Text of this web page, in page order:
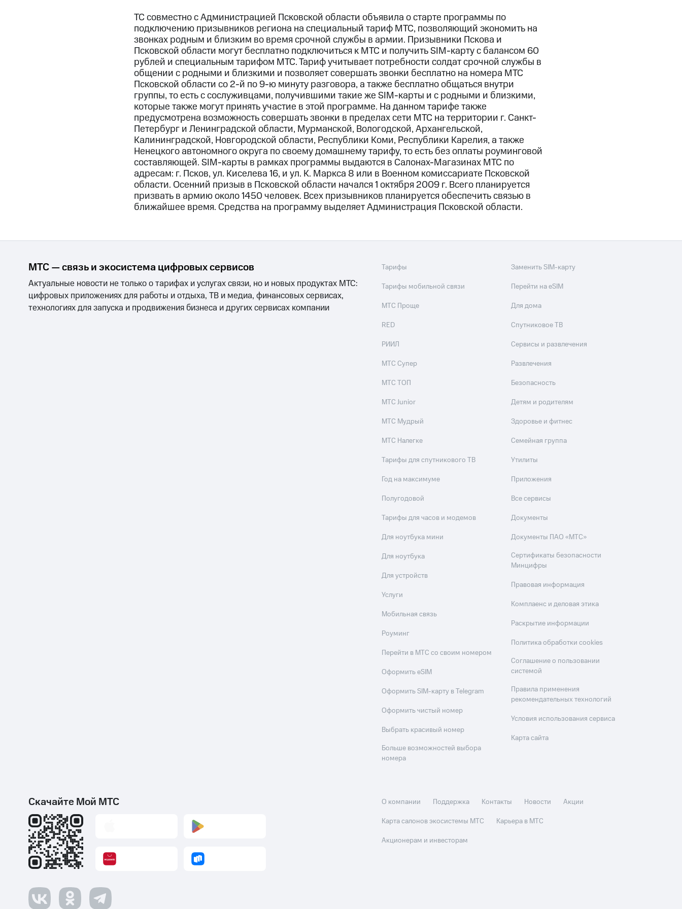
ТС совместно с Администрацией Псковской области объявила о старте программы по
подключению призывников региона на специальный тариф МТС, позволяющий экономить на
звонках родным и близким во время срочной службы в армии. Призывники Пскова и
Псковской области могут бесплатно подключиться к МТС и получить SIM-карту с балансом 60
рублей и специальным тарифом МТС. Тариф учитывает потребности солдат срочной службы в
общении с родными и близкими и позволяет совершать звонки бесплатно на номера МТС
Псковской области со 2-й по 9-ю минуту разговора, а также бесплатно общаться внутри
группы, то есть с сослуживцами, получившими такие же SIM-карты и с родными и близкими,
которые также могут принять участие в этой программе. На данном тарифе также
предусмотрена возможность совершать звонки в пределах сети МТС на территории г. Санкт-
Петербург и Ленинградской области, Мурманской, Вологодской, Архангельской,
Калининградской, Новгородской области, Республики Коми, Республики Карелия, а также
Ненецкого автономного округа по своему домашнему тарифу, то есть без оплаты роуминговой
составляющей. SIM-карты в рамках программы выдаются в Салонах-Магазинах МТС по
адресам: г. Псков, ул. Киселева 16, и ул. К. Маркса 8 или в Военном комиссариате Псковской
области. Осенний призыв в Псковской области начался 1 октября 2009 г. Всего планируется
призвать в армию около 1450 человек. Всех призывников планируется обеспечить связью в
ближайшее время. Средства на программу выделяет Администрация Псковской области.
МТС — связь и экосистема цифровых сервисов
Актуальные новости не только о тарифах и услугах связи, но и новых продуктах МТС:
цифровых приложениях для работы и отдыха, ТВ и медиа, финансовых сервисах,
технологиях для запуска и продвижения бизнеса и других сервисах компании
Тарифы
Тарифы мобильной связи
МТС Проще
RED
РИИЛ
МТС Супер
МТС ТОП
МТС Junior
МТС Мудрый
МТС Налегке
Тарифы для спутникового ТВ
Год на максимуме
Полугодовой
Тарифы для часов и модемов
Для ноутбука мини
Для ноутбука
Для устройств
Услуги
Мобильная связь
Роуминг
Перейти в МТС со своим номером
Оформить eSIM
Оформить SIM-карту в Telegram
Оформить чистый номер
Выбрать красивый номер
Больше возможностей выбора
номера
Заменить SIM-карту
Перейти на eSIM
Для дома
Спутниковое ТВ
Сервисы и развлечения
Развлечения
Безопасность
Детям и родителям
Здоровье и фитнес
Семейная группа
Утилиты
Приложения
Все сервисы
Документы
Документы ПАО «МТС»
Сертификаты безопасности
Минцифры
Правовая информация
Комплаенс и деловая этика
Раскрытие информации
Политика обработки cookies
Соглашение о пользовании
системой
Правила применения
рекомендательных технологий
Условия использования сервиса
Карта сайта
Скачайте Мой МТС О компании Поддержка Контакты Новости
Акции
Карта салонов экосистемы МТС
Карьера в МТС
Акционерам и инвесторам